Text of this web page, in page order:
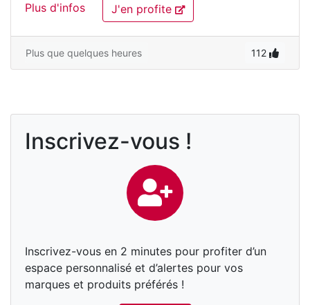
Plus d'infos J'en profite
Plus que quelques heures 112
Inscrivez-vous !
Inscrivez-vous en 2 minutes pour profiter d’un
espace personnalisé et d’alertes pour vos
marques et produits préférés !